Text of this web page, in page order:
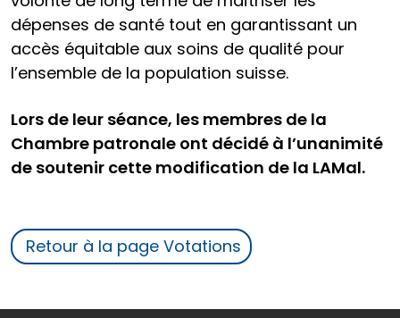
dépenses de santé tout en garantissant un
accès équitable aux soins de qualité pour
l’ensemble de la population suisse.
Lors de leur séance, les membres de la
Chambre patronale ont décidé à l’unanimité
de soutenir cette modification de la LAMal.
Retour à la page Votations